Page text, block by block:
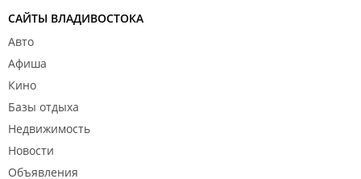
САЙТЫ ВЛАДИВОСТОКА
Авто
Афиша
Кино
Базы отдыха
Недвижимость
Новости
Объявления